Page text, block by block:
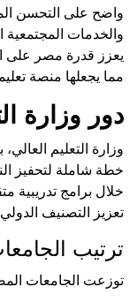
واضح على التحسن
والخدمات المجتمعية
يعزز قدرة مصر على
مما يجعلها منصة
دور وزارة
وزارة التعليم
خطة شاملة لتحفيز
خلال برامج تدريبية
تعزيز التصنيف
ترتيب
توزعت الجامعات